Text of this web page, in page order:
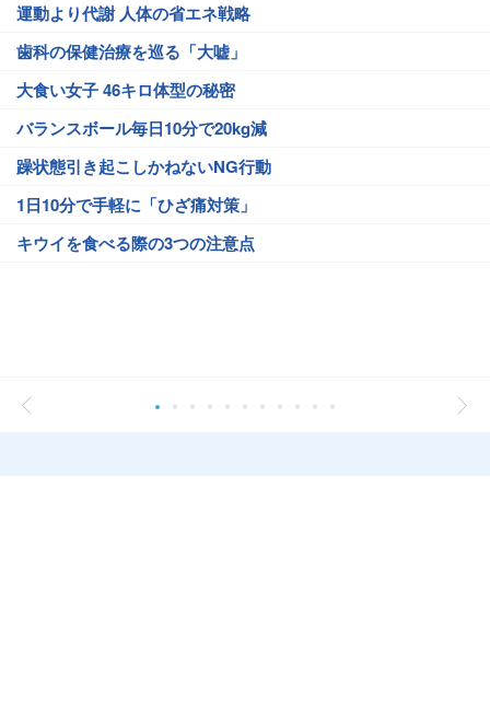
運動より代謝 人体の省エネ戦略
歯科の保健治療を巡る「大嘘」
大食い女子 46キロ体型の秘密
バランスボール毎日10分で20kg減
躁状態引き起こしかねないNG行動
1日10分で手軽に「ひざ痛対策」
キウイを食べる際の3つの注意点